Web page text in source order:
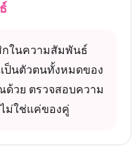
กในความสัมพันธ์
ป็นตัวตนทั้งหมดของ
วย ตรวจสอบความ
ไม่ใช่แค่ของคู่